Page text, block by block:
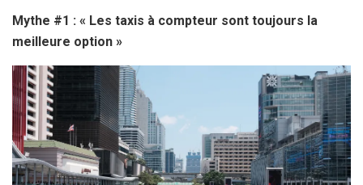
Mythe #1 : « Les taxis à compteur sont toujours la
meilleure option »